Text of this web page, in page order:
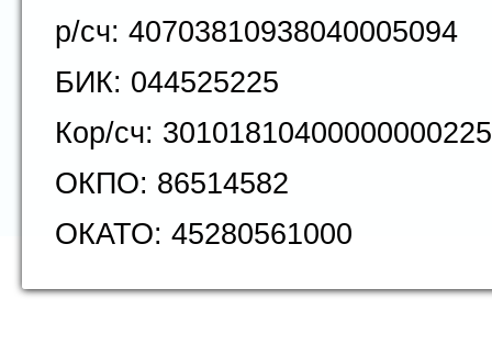
р/сч: 40703810938040005094
БИК: 044525225
Кор/сч: 30101810400000000225
ОКПО: 86514582
ОКАТО: 45280561000